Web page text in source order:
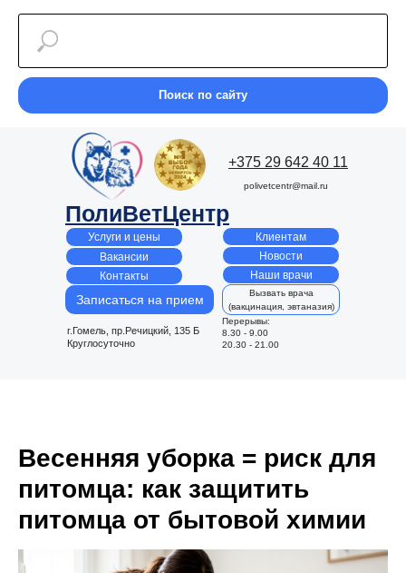
Поиск по сайту
Записаться на прием
Вызвать врача
(вакцинация, эвтаназия)
ПолиВетЦентр
+375 29 642 40 11
Услуги и цены
Наши врачи
Контакты
Новости
Вакансии
Клиентам
г.Гомель, пр.Речицкий, 135 Б
Круглосуточно
Перерывы:
8.30 - 9.00
20.30 - 21.00
polivetcentr@mail.ru
Весенняя уборка = риск для
питомца: как защитить
питомца от бытовой химии